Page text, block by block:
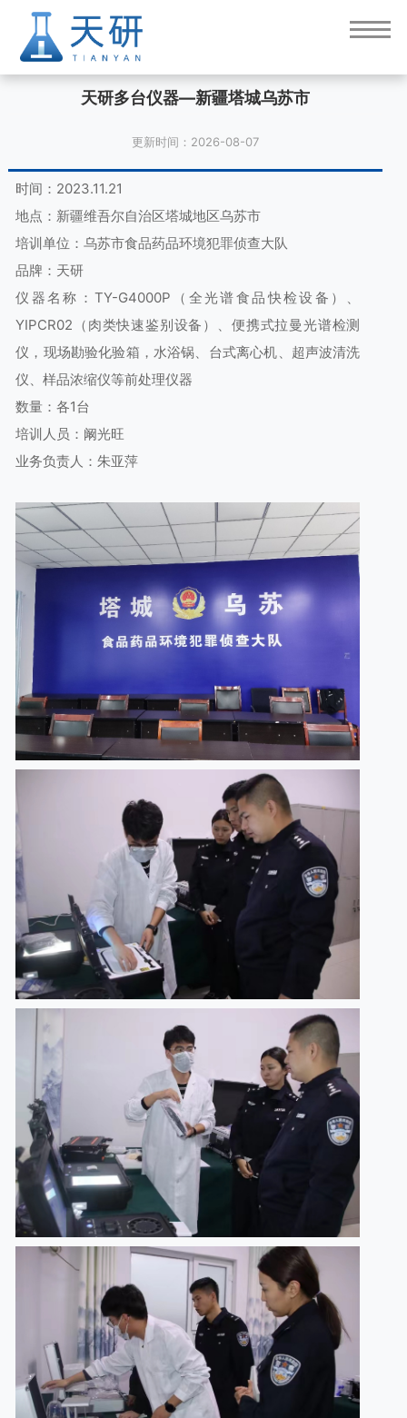
天研多台仪器—新疆塔城乌苏市
更新时间：2026-08-07
时间：2023.11.21
地点：新疆维吾尔自治区塔城地区乌苏市
培训单位：乌苏市食品药品环境犯罪侦查大队
品牌：天研
仪器名称：TY-G4000P（全光谱食品快检设备）、
YIPCR02（肉类快速鉴别设备）、便携式拉曼光谱检测
仪，现场勘验化验箱，水浴锅、台式离心机、超声波清洗
仪、样品浓缩仪等前处理仪器
数量：各1台
培训人员：阚光旺
业务负责人：朱亚萍